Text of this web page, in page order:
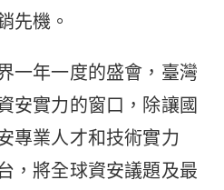
先機。
一年一度的盛會，臺灣
安實力的窗口，除讓國
專業人才和技術實力
，將全球資安議題及最